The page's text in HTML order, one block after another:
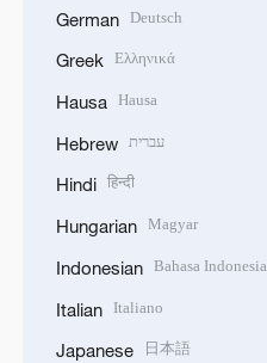
German Deutsch
Greek Ελληνικά
Hausa Hausa
Hebrew עברית
Hindi हिन्दी
Hungarian Magyar
Indonesian Bahasa Indonesia
Italian Italiano
Japanese 日本語